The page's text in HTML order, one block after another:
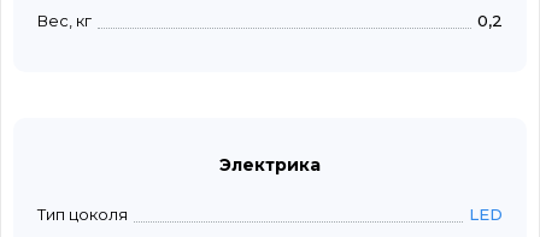
Вес, кг
0,2
Электрика
Тип цоколя
LED